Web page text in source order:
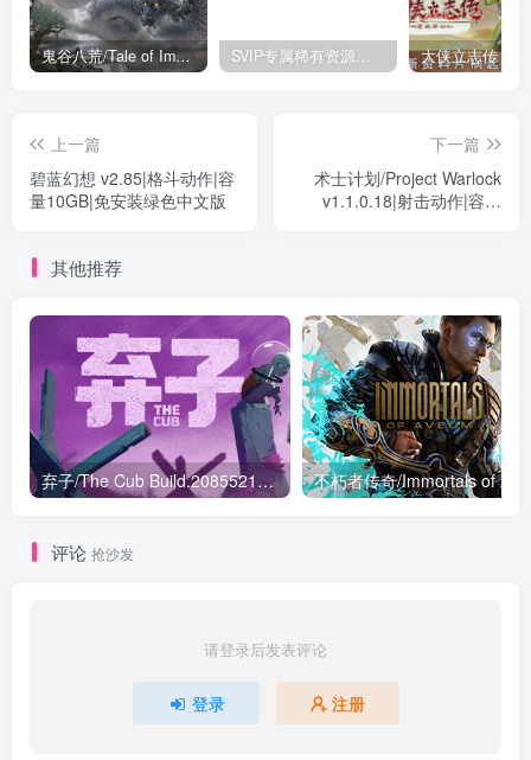
鬼谷八荒/Tale of Immortal v1.2.105.259|角色扮演|容量27.4GB|免安装绿色中文版 SVIP专属稀有资源下载 – 持续更新中
上一篇
碧蓝幻想 v2.85|格斗动作|容
量10GB|免安装绿色中文版
下一篇
术士计划/Project Warlock
v1.1.0.18|射击动作|容量
其他推荐
弃子/The Cub Build.20855216|动作冒险|容量10.9GB|免安装绿色中文版
评论 抢沙发
请登录后发表评论
登录 注册